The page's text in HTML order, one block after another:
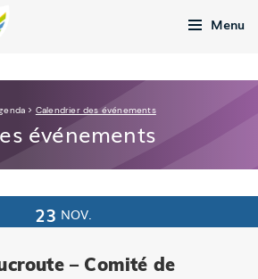
Menu
> Calendrier des événements
événements
23 NOV.
– Comité de